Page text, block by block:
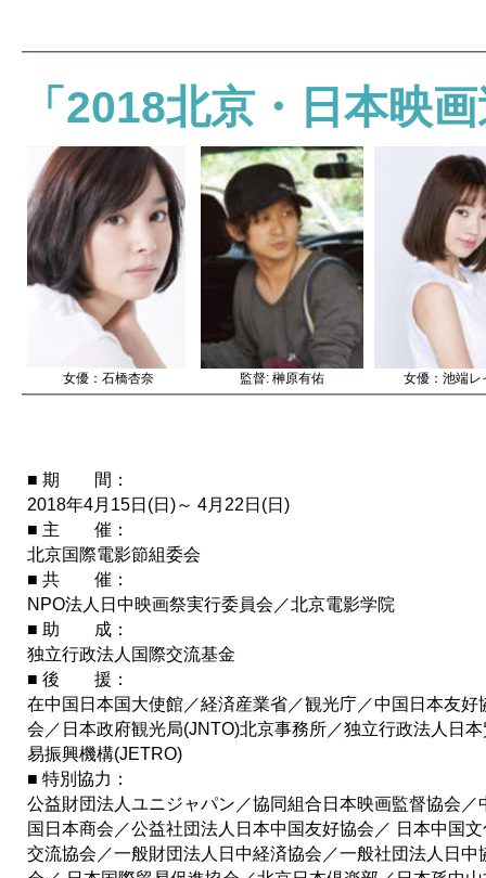
「2018北京・日本映
女優：石橋杏奈 監督: 榊原有佑 女優：池端レ
■ 期 間：
2018年4月15日(日)～ 4月22日(日)
■ 主 催：
北京国際電影節組委会
■ 共 催：
NPO法人日中映画祭実行委員会／北京電影学院
■ 助 成：
独立行政法人国際交流基金
■ 後 援：
在中国日本国大使館／経済産業省／観光庁／中国日本友好
会／日本政府観光局(JNTO)北京事務所／独立行政法人日本
易振興機構(JETRO)
■ 特別協力：
公益財団法人ユニジャパン／協同組合日本映画監督協会／
国日本商会／公益社団法人日本中国友好協会／ 日本中国文
交流協会／一般財団法人日中経済協会／一般社団法人日中